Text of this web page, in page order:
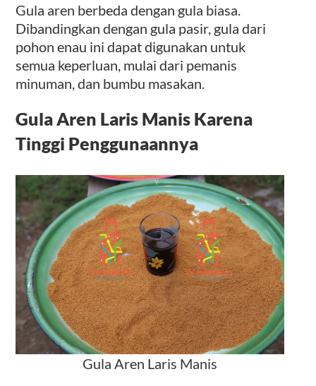
Gula aren berbeda dengan gula biasa.
Dibandingkan dengan gula pasir, gula dari
pohon enau ini dapat digunakan untuk
semua keperluan, mulai dari pemanis
minuman, dan bumbu masakan.
Gula Aren Laris Manis Karena
Tinggi Penggunaannya
Gula Aren Laris Manis